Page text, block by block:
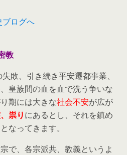
教
敗、引き続き平安遷都事業、
皇族間の血を血で洗う争いな
期には大きな社会不安が広が
祟りにあるとし、それを鎮め
なってきます。
で、各宗派共、教義というよ